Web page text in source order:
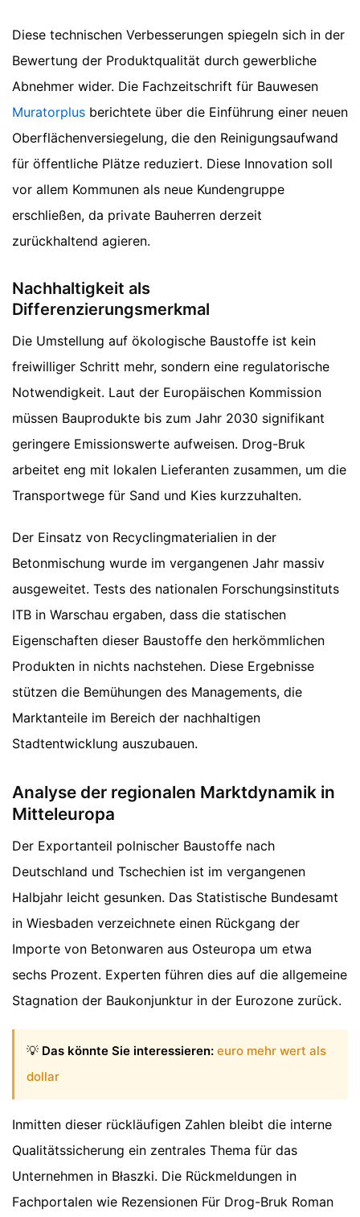
Diese technischen Verbesserungen spiegeln sich in der
Bewertung der Produktqualität durch gewerbliche
Abnehmer wider. Die Fachzeitschrift für Bauwesen
Muratorplus berichtete über die Einführung einer neuen
Oberflächenversiegelung, die den Reinigungsaufwand
für öffentliche Plätze reduziert. Diese Innovation soll
vor allem Kommunen als neue Kundengruppe
erschließen, da private Bauherren derzeit
zurückhaltend agieren.
Nachhaltigkeit als
Differenzierungsmerkmal
Die Umstellung auf ökologische Baustoffe ist kein
freiwilliger Schritt mehr, sondern eine regulatorische
Notwendigkeit. Laut der Europäischen Kommission
müssen Bauprodukte bis zum Jahr 2030 signifikant
geringere Emissionswerte aufweisen. Drog-Bruk
arbeitet eng mit lokalen Lieferanten zusammen, um die
Transportwege für Sand und Kies kurzzuhalten.
Der Einsatz von Recyclingmaterialien in der
Betonmischung wurde im vergangenen Jahr massiv
ausgeweitet. Tests des nationalen Forschungsinstituts
ITB in Warschau ergaben, dass die statischen
Eigenschaften dieser Baustoffe den herkömmlichen
Produkten in nichts nachstehen. Diese Ergebnisse
stützen die Bemühungen des Managements, die
Marktanteile im Bereich der nachhaltigen
Stadtentwicklung auszubauen.
Analyse der regionalen Marktdynamik in
Mitteleuropa
Der Exportanteil polnischer Baustoffe nach
Deutschland und Tschechien ist im vergangenen
Halbjahr leicht gesunken. Das Statistische Bundesamt
in Wiesbaden verzeichnete einen Rückgang der
Importe von Betonwaren aus Osteuropa um etwa
sechs Prozent. Experten führen dies auf die allgemeine
Stagnation der Baukonjunktur in der Eurozone zurück.
💡 Das könnte Sie interessieren: euro mehr wert als
dollar
Inmitten dieser rückläufigen Zahlen bleibt die interne
Qualitätssicherung ein zentrales Thema für das
Unternehmen in Błaszki. Die Rückmeldungen in
Fachportalen wie Rezensionen Für Drog-Bruk Roman